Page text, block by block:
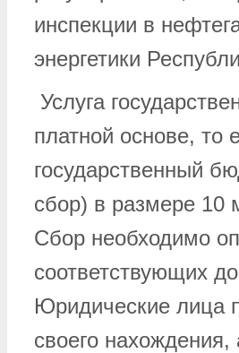
инспекции в
энергетики
Услуга
платной основе, то
государственный
сбор) в размере 10
Сбор необходимо
соответствующих
Юридические лица
своего